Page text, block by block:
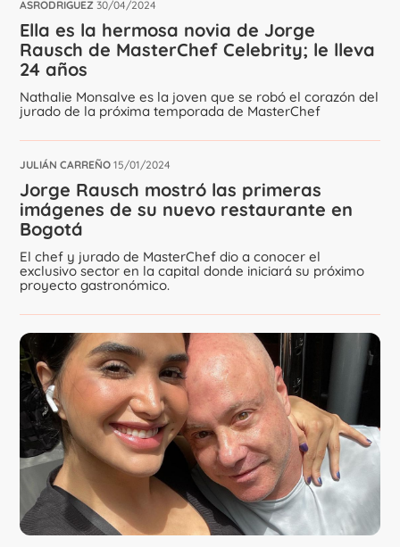
ASRODRIGUEZ 30/04/2024
Ella es la hermosa novia de Jorge
Rausch de MasterChef Celebrity; le lleva
24 años
Nathalie Monsalve es la joven que se robó el corazón del
jurado de la próxima temporada de MasterChef
JULIÁN CARREÑO 15/01/2024
Jorge Rausch mostró las primeras
imágenes de su nuevo restaurante en
Bogotá
El chef y jurado de MasterChef dio a conocer el
exclusivo sector en la capital donde iniciará su próximo
proyecto gastronómico.